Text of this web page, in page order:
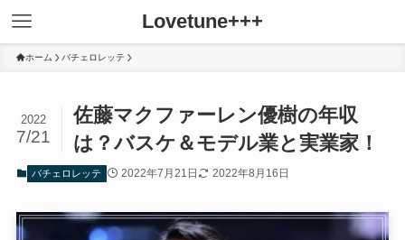
Lovetune+++
ホーム バチェロレッテ
佐藤マクファーレン優樹の年収
は？バスケ＆モデル業と実業家！
2022
7/21
バチェロレッテ 2022年7月21日 2022年8月16日